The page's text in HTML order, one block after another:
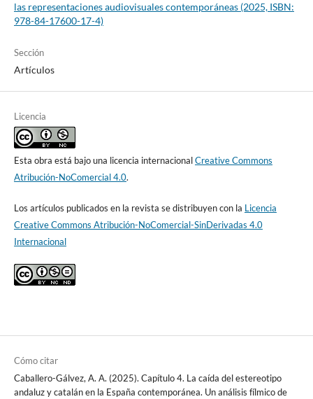
las representaciones audiovisuales contemporáneas (2025, ISBN:
978-84-17600-17-4)
Sección
Artículos
Licencia
Esta obra está bajo una licencia internacionalCreative Commons
Atribución-NoComercial 4.0.
Los artículos publicados en la revista se distribuyen con la Licencia
Creative Commons Atribución-NoComercial-SinDerivadas 4.0
Internacional
Cómo citar
Caballero-Gálvez, A. A. (2025). Capítulo 4. La caída del estereotipo
andaluz y catalán en la España contemporánea. Un análisis fílmico de